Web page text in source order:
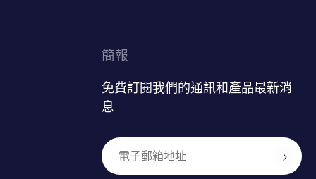
簡報
免費訂閱我們的通訊和產品最新消
息